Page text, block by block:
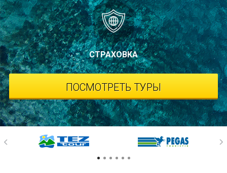
СТРАХОВКА
ПОСМОТРЕТЬ ТУРЫ
1 2 3 4 5 6